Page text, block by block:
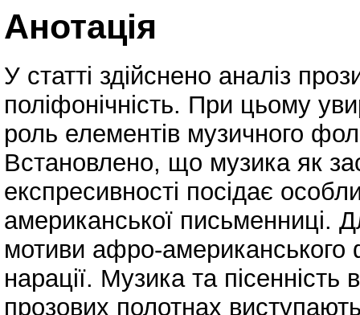
Анотація
У статті здійснено аналіз
поліфонічність. При цьому
роль елементів музичного
Встановлено, що музика як
експресивності посідає
американської письменниці.
мотиви афро-
нарації. Музика та пісенність в
прозових полотнах